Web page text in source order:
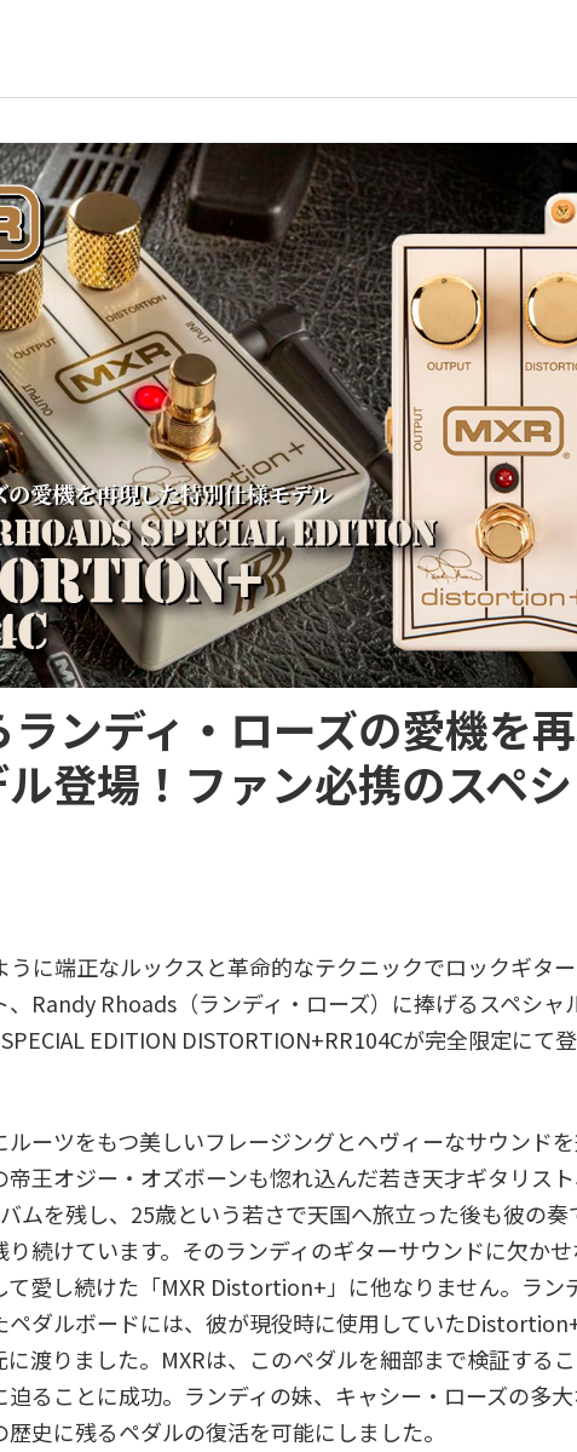
ランディ・ローズの愛機を
登場！ファン必携のスペ
うに端正なルックスと革命的なテクニックでロックギタ
、Randy Rhoads（ランディ・ローズ）に捧げるスペシャ
EDITION DISTORTION+RR104Cが完全限定にて登
ルーツをもつ美しいフレージングとヘヴィーなサウンド
帝王オジー・オズボーンも惚れ込んだ若き天才ギタリスト
ムを残し、25歳という若さで天国へ旅立った後も彼の
り続けています。そのランディのギターサウンドに欠か
て愛し続けた「MXR Distortion+」に他なりません。ラン
ペダルボードには、彼が現役時に使用していた
渡りました。MXRは、このペダルを細部まで検証する
迫ることに成功。ランディの妹、キャシー・ローズの多
史に残るペダルの復活を可能にしました。